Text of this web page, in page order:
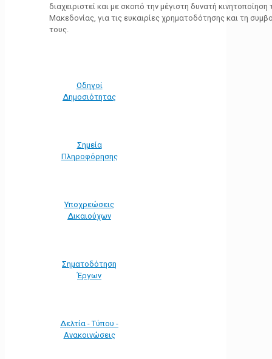
διαχειριστεί και με σκοπό την μέγιστη δυνατή
Μακεδονίας, για τις ευκαιρίες χρηματοδότησης και τη
τους.
Οδηγοί
Δημοσιότητας
Σημεία
Πληροφόρησης
Υποχρεώσεις
Δικαιούχων
Σηματοδότηση
Έργων
Δελτία - Τύπου -
Ανακοινώσεις